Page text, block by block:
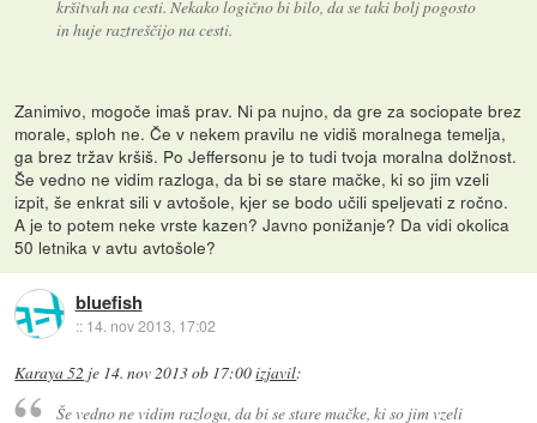
kršitvah na cesti. Nekako logično bi bilo, da se taki bolj pogosto
in huje raztreščijo na cesti.
Zanimivo, mogoče imaš prav. Ni pa nujno, da gre za sociopate brez
morale, sploh ne. Če v nekem pravilu ne vidiš moralnega temelja,
ga brez tržav kršiš. Po Jeffersonu je to tudi tvoja moralna dolžnost.
Še vedno ne vidim razloga, da bi se stare mačke, ki so jim vzeli
izpit, še enkrat sili v avtošole, kjer se bodo učili speljevati z ročno.
A je to potem neke vrste kazen? Javno ponižanje? Da vidi okolica
50 letnika v avtu avtošole?
bluefish
:: 14. nov 2013, 17:02
Karaya 52 je 14. nov 2013 ob 17:00izjavil:
Še vedno ne vidim razloga, da bi se stare mačke, ki so jim vzeli